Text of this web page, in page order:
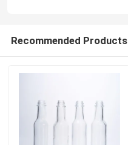
Recommended Products